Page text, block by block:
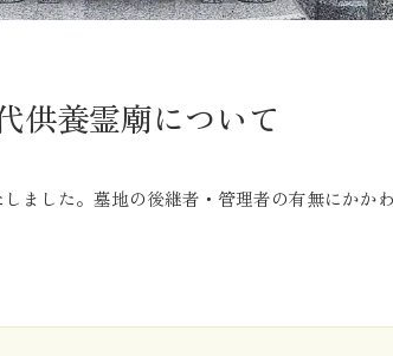
供養霊廟について
ました。墓地の後継者・管理者の有無にかか